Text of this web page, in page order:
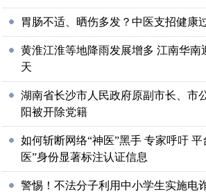
胃肠不适、晒伤多发？中医支招健康
黄淮江淮等地降雨发展增多 江南华南
天
湖南省长沙市人民政府原副市长、市
阳被开除党籍
如何斩断网络“神医”黑手 专家呼吁 平
医”身份显著标注认证信息
警惕！不法分子利用中小学生实施电